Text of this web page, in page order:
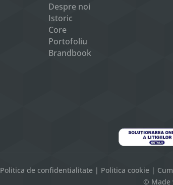
Despre noi
Istoric
Core
Portofoliu
Brandbook
Politica de confidentialitate | Politica cookie |
© Made